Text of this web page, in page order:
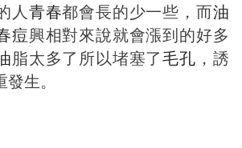
人 青春都會長的少一些，而油
痘興相對來說就會漲到的好多
脂太多了所以堵塞了毛孔 ，誘
發生。